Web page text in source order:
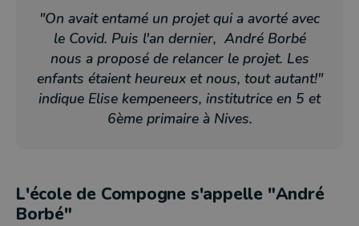
"On avait entamé un projet qui a avorté avec
le Covid. Puis l'an dernier, André Borbé
nous a proposé de relancer le projet. Les
enfants étaient heureux et nous, tout autant!"
indique Elise kempeneers, institutrice en 5 et
6ème primaire à Nives.
L'école de Compogne s'appelle "André
Borbé"